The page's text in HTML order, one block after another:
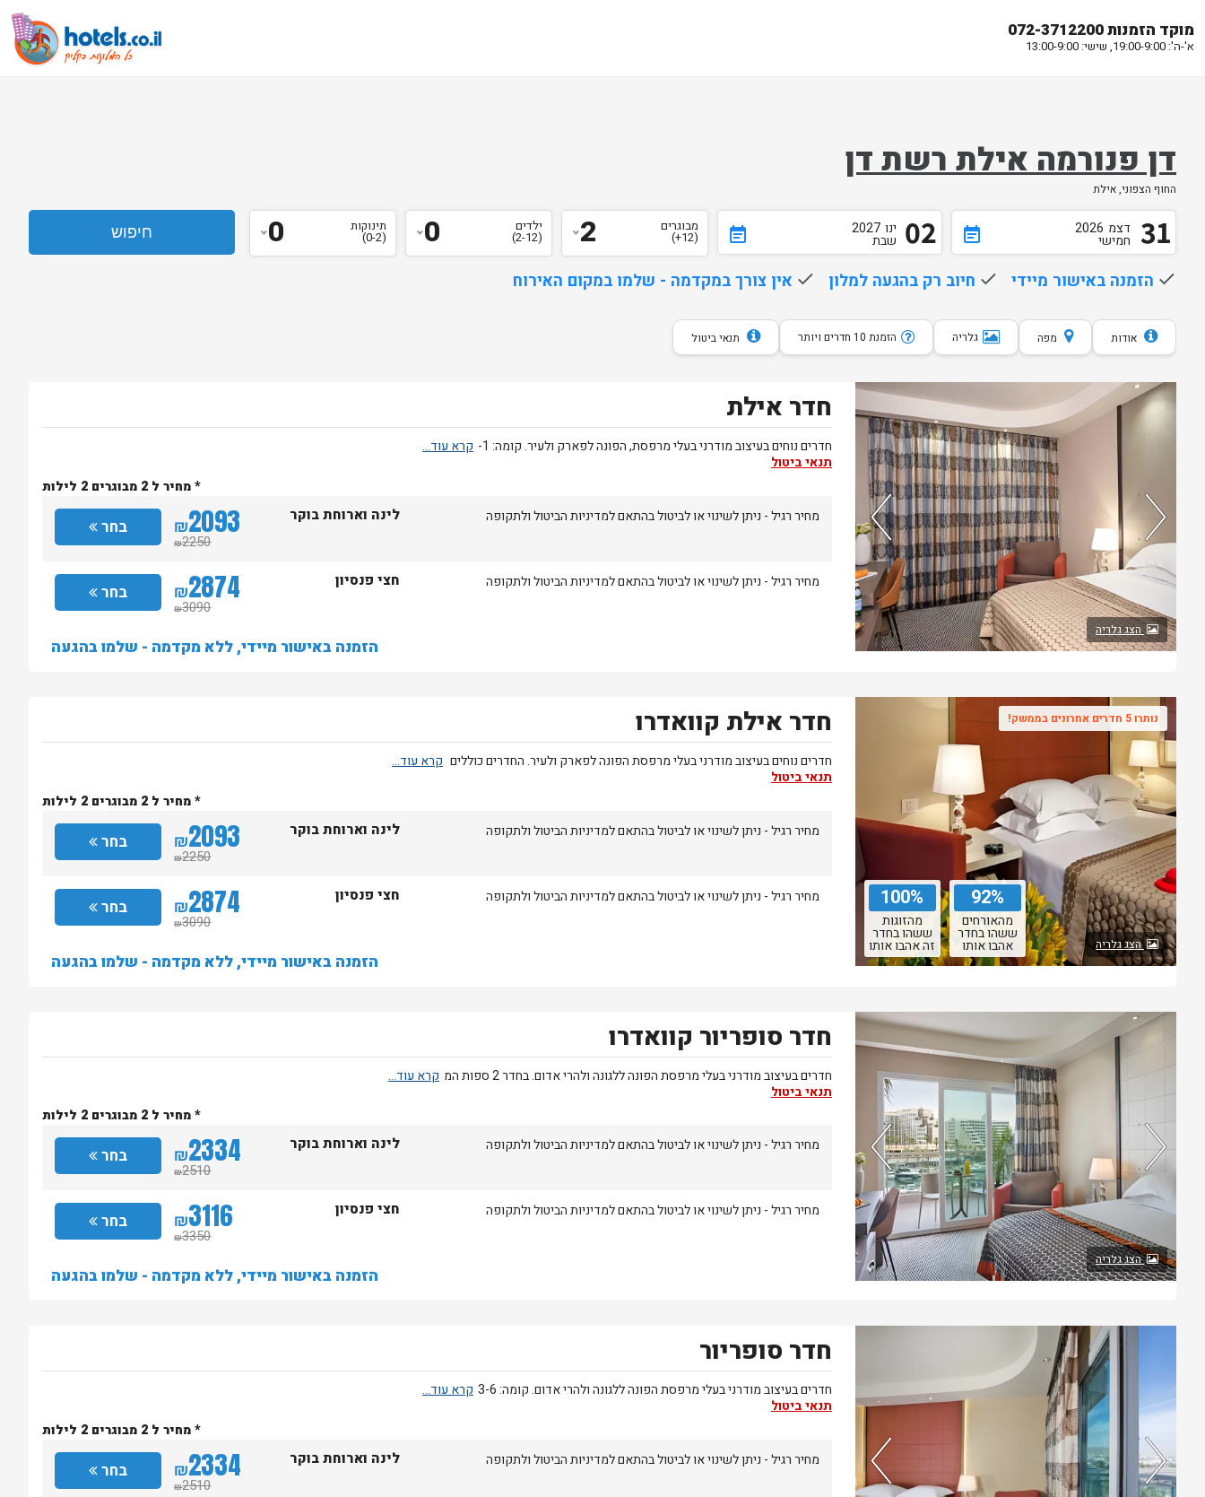
מוקד הזמנות 072-3712200
א'-ה': 19:00-9:00, שישי: 13:00-9:00
דן פנורמה אילת רשת דן
החוף הצפוני, אילת
event_note 31 דצמ 2026
חמישי event_note 02 ינו 2027
שבת
מבוגרים
(12+)
2 ילדים
(2-12)
0 תינוקות
(0-2)
0
done הזמנה באישור מיידי done חיוב רק בהגעה למלון done אין צורך במקדמה - שלמו במקום האירוח
אודות מפה גלריה הזמנת 10 חדרים ויותר תנאי ביטול
91%
מהאורחים
ששהו בחדר
אהבו אותו
93%
מהזוגות
ששהו בחדר
זה אהבו אותו
נותרו 5 חדרים אחרונים בממשק!
הצג גלריה
חדר אילת
חדרים נוחים בעיצוב מודרני בעלי מרפסת, הפונה לפארק ולעיר. קומה: 1-
תנאי ביטול
* מחיר ל 2 מבוגרים 2 לילות
מחיר רגיל - ניתן לשינוי או לביטול בהתאם למדיניות הביטול ולתקופה
בחר ₪2093
₪2250
לינה וארוחת בוקר
מחיר רגיל - ניתן לשינוי או לביטול בהתאם למדיניות הביטול ולתקופה בחר ₪2874
₪3090
חצי פנסיון
הזמנה באישור מיידי, ללא מקדמה - שלמו בהגעה
92%
מהאורחים
ששהו בחדר
אהבו אותו
100%
מהזוגות
ששהו בחדר
זה אהבו אותו
נותרו 5 חדרים אחרונים בממשק!
הצג גלריה
חדר אילת קוואדרו
חדרים נוחים בעיצוב מודרני בעלי מרפסת הפונה לפארק ולעיר. החדרים כוללים
תנאי ביטול
* מחיר ל 2 מבוגרים 2 לילות
מחיר רגיל - ניתן לשינוי או לביטול בהתאם למדיניות הביטול ולתקופה
בחר ₪2093
₪2250
לינה וארוחת בוקר
מחיר רגיל - ניתן לשינוי או לביטול בהתאם למדיניות הביטול ולתקופה בחר ₪2874
₪3090
חצי פנסיון
הזמנה באישור מיידי, ללא מקדמה - שלמו בהגעה
89%
מהאורחים
ששהו בחדר
אהבו אותו
נותרו 5 חדרים אחרונים בממשק!
הצג גלריה
חדר סופריור קוואדרו
חדרים בעיצוב מודרני בעלי מרפסת הפונה ללגונה ולהרי אדום. בחדר 2 ספות המ
תנאי ביטול
* מחיר ל 2 מבוגרים 2 לילות
מחיר רגיל - ניתן לשינוי או לביטול בהתאם למדיניות הביטול ולתקופה
בחר ₪2334
₪2510
לינה וארוחת בוקר
מחיר רגיל - ניתן לשינוי או לביטול בהתאם למדיניות הביטול ולתקופה בחר ₪3116
₪3350
חצי פנסיון
הזמנה באישור מיידי, ללא מקדמה - שלמו בהגעה
חדר סופריור
חדרים בעיצוב מודרני בעלי מרפסת הפונה ללגונה ולהרי אדום. קומה: 3-6
תנאי ביטול
* מחיר ל 2 מבוגרים 2 לילות
מחיר רגיל - ניתן לשינוי או לביטול בהתאם למדיניות הביטול ולתקופה
בחר ₪2334
₪2510
לינה וארוחת בוקר